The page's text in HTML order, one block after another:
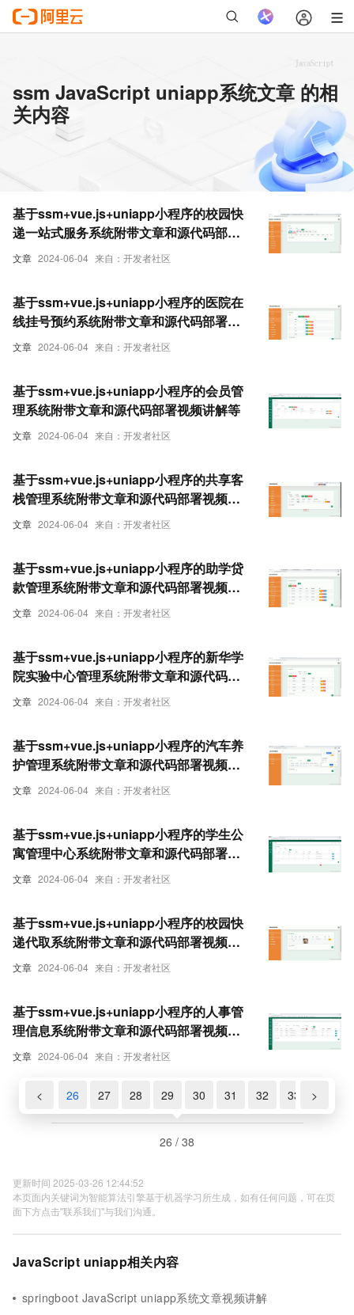
ssm JavaScript uniapp系统文章 的相
关内容
文章 2024-06-04 来自：开发者社区
基于ssm+vue.js+uniapp小程序的校园快
递一站式服务系统附带文章和源代码部署
视频讲解等
文章 2024-06-04 来自：开发者社区
基于ssm+vue.js+uniapp小程序的医院在
线挂号预约系统附带文章和源代码部署视
频讲解等
文章 2024-06-04 来自：开发者社区
基于ssm+vue.js+uniapp小程序的会员管
理系统附带文章和源代码部署视频讲解等
文章 2024-06-04 来自：开发者社区
基于ssm+vue.js+uniapp小程序的共享客
栈管理系统附带文章和源代码部署视频讲
解等
文章 2024-06-04 来自：开发者社区
基于ssm+vue.js+uniapp小程序的助学贷
款管理系统附带文章和源代码部署视频讲
解等
文章 2024-06-04 来自：开发者社区
基于ssm+vue.js+uniapp小程序的新华学
院实验中心管理系统附带文章和源代码部
署视频讲解等
文章 2024-06-04 来自：开发者社区
基于ssm+vue.js+uniapp小程序的汽车养
护管理系统附带文章和源代码部署视频讲
解等
文章 2024-06-04 来自：开发者社区
基于ssm+vue.js+uniapp小程序的学生公
寓管理中心系统附带文章和源代码部署视
频讲解等
文章 2024-06-04 来自：开发者社区
基于ssm+vue.js+uniapp小程序的校园快
递代取系统附带文章和源代码部署视频讲
解等
文章 2024-06-04 来自：开发者社区
基于ssm+vue.js+uniapp小程序的人事管
理信息系统附带文章和源代码部署视频讲
解等
<
25 26 27 28 29 30 31 32 33 >
26 / 38
更新时间 2025-03-26 12:44:52
本页面内关键词为智能算法引擎基于机器学习所生成，如有任何问题，可在页
面下方点击"联系我们"与我们沟通。
JavaScript uniapp相关内容
springboot JavaScript uniapp系统文章视频讲解